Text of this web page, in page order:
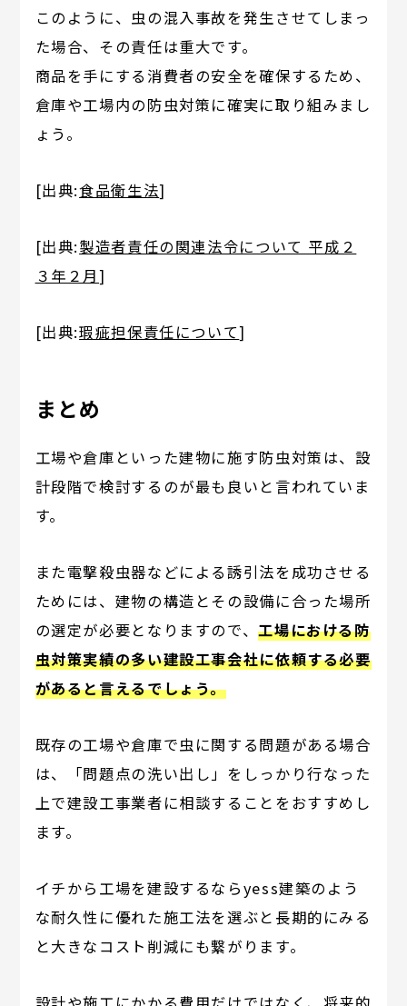
このように、虫の混入事故を発生させてしまっ
た場合、その責任は重大です。
商品を手にする消費者の安全を確保するため、
倉庫や工場内の防虫対策に確実に取り組みまし
ょう。
[出典:食品衛生法]
[出典:製造者責任の関連法令について 平成２
３年２月]
[出典:瑕疵担保責任について]
まとめ
工場や倉庫といった建物に施す防虫対策は、設
計段階で検討するのが最も良いと言われていま
す。
また電撃殺虫器などによる誘引法を成功させる
ためには、建物の構造とその設備に合った場所
の選定が必要となりますので、工場における防
虫対策実績の多い建設工事会社に依頼する必要
があると言えるでしょう。
既存の工場や倉庫で虫に関する問題がある場合
は、「問題点の洗い出し」をしっかり行なった
上で建設工事業者に相談することをおすすめし
ます。
イチから工場を建設するならyess建築のよう
な耐久性に優れた施工法を選ぶと長期的にみる
と大きなコスト削減にも繋がります。